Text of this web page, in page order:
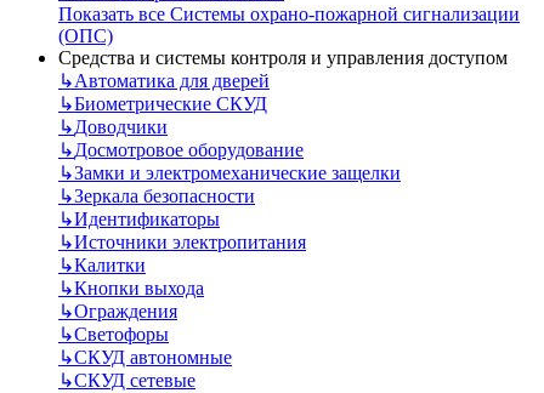
Показать все Системы охрано-пожарной сигнализации
(ОПС)
Средства и системы контроля и управления доступом
↳Автоматика для дверей
↳Биометрические СКУД
↳Доводчики
↳Досмотровое оборудование
↳Замки и электромеханические защелки
↳Зеркала безопасности
↳Идентификаторы
↳Источники электропитания
↳Калитки
↳Кнопки выхода
↳Ограждения
↳Светофоры
↳СКУД автономные
↳СКУД сетевые